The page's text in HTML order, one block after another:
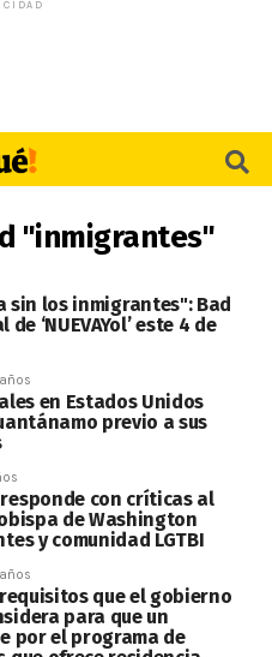
"inmigrantes"
sin los inmigrantes": Bad
‘NUEVAYol’ este 4 de
en Estados Unidos
previo a sus
con críticas al
de Washington
y comunidad LGTBI
que el gobierno
para que un
por el programa de